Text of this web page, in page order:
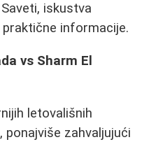
iskustva
informacije.
vs Sharm El
letovališnih
zahvaljujući